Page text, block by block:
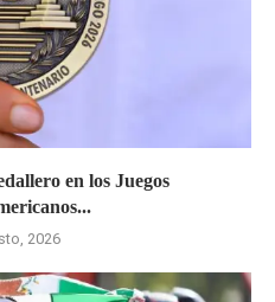
en los Juegos
2026